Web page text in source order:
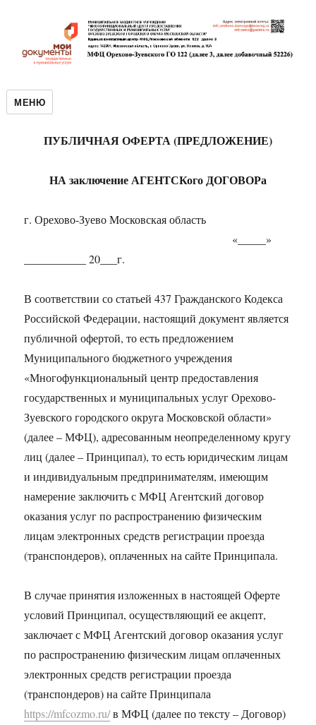
МЕНЮ
ПУБЛИЧНАЯ ОФЕРТА (ПРЕДЛОЖЕНИЕ)
НА заключение АГЕНТСКого ДОГОВОРа
г. Орехово-Зуево Московская область
«_____»
___________ 20___г.
В соответствии со статьей 437 Гражданского Кодекса
Российской Федерации, настоящий документ является
публичной офертой, то есть предложением
Муниципального бюджетного учреждения
«Многофункциональный центр предоставления
государственных и муниципальных услуг Орехово-
Зуевского городского округа Московской области»
(далее – МФЦ), адресованным неопределенному кругу
лиц (далее – Принципал), то есть юридическим лицам
и индивидуальным предпринимателям, имеющим
намерение заключить с МФЦ Агентский договор
оказания услуг по распространению физическим
лицам электронных средств регистрации проезда
(транспондеров), оплаченных на сайте Принципала.
В случае принятия изложенных в настоящей Оферте
условий Принципал, осуществляющий ее акцепт,
заключает с МФЦ Агентский договор оказания услуг
по распространению физическим лицам оплаченных
электронных средств регистрации проезда
(транспондеров) на сайте Принципала
https://mfcozmo.ru/в МФЦ (далее по тексту – Договор)